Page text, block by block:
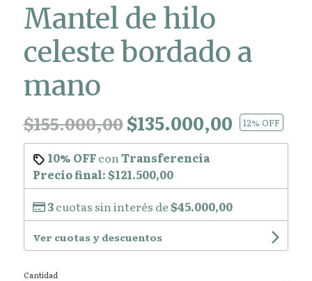
Mantel de hilo
celeste bordado a
mano
$155.000,00$135.000,00 12% OFF
10% OFFcon Transferencia
Precio final:$121.500,00
3cuotas sin interés de$45.000,00
Ver cuotas y descuentos
Cantidad